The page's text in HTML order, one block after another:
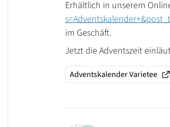
Erhältlich in unserem
im Geschäft.
Jetzt die Adventszeit
Adventskalender Varietee